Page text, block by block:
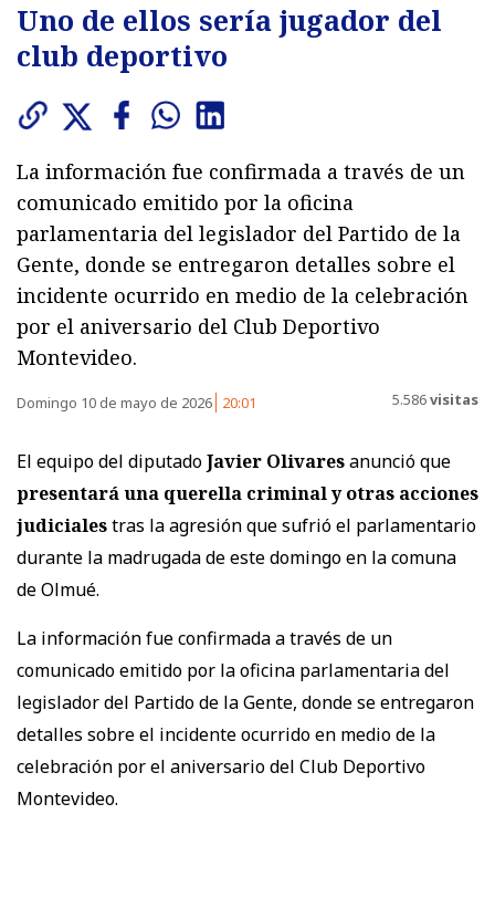
Uno de ellos sería jugador del
club deportivo
La información fue confirmada a través de un
comunicado emitido por la oficina
parlamentaria del legislador del Partido de la
Gente, donde se entregaron detalles sobre el
incidente ocurrido en medio de la celebración
por el aniversario del Club Deportivo
Montevideo.
Domingo 10 de mayo de 2026 20:01 5.586visitas
El equipo del diputadoJavier Olivaresanunció que
presentará una querella criminal y otras acciones
judicialestras la agresión que sufrió el parlamentario
durante la madrugada de este domingo en la comuna
de Olmué.
La información fue confirmada a través de un
comunicado emitido por la oficina parlamentaria del
legislador del Partido de la Gente, donde se entregaron
detalles sobre el incidente ocurrido en medio de la
celebración por el aniversario del Club Deportivo
Montevideo.